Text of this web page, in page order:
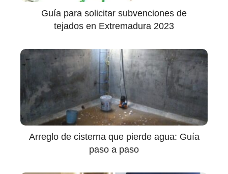
Guía para solicitar subvenciones de
tejados en Extremadura 2023
Arreglo de cisterna que pierde agua: Guía
paso a paso